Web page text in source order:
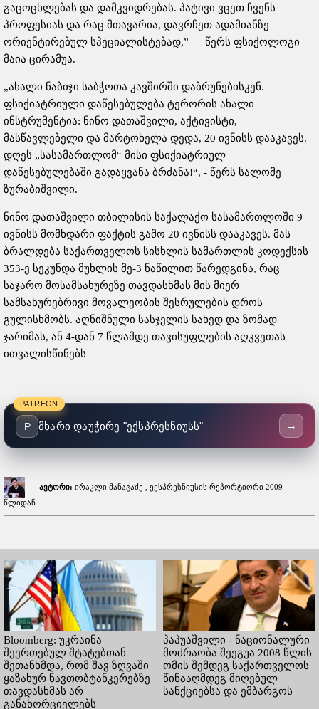
გაცოცხლებას და დამკვიდრებას. პატივი ვცეთ ჩვენს
პროფესიას და რაც მთავარია, დავრჩეთ ადამიანზე
ორიენტირებულ სპეციალისტებად,” — წერს ფსიქოლოგი
მაია ცირამუა.
„ახალი ნაბიჯი საბჭოთა კავშირში დაბრუნებისკენ.
ფსიქიატრიული დაწესებულება ტერორის ახალი
ინსტრუმენტია: ნინო დათაშვილი, აქტივისტი,
მასწავლებელი და მარტოხელა დედა, 20 ივნისს დააკავეს.
დღეს „სასამართლომ“ მისი ფსიქიატრიულ
დაწესებულებაში გადაყვანა ბრძანა!“, - წერს სალომე
ზურაბიშვილი.
ნინო დათაშვილი თბილისის საქალაქო სასამართლოში 9
ივნისს მომხდარი ფაქტის გამო 20 ივნისს დააკავეს. მას
ბრალდება საქართველოს სისხლის სამართლის კოდექსის
353-ე სეკუნდა მუხლის მე-3 ნაწილით წარედგინა, რაც
საჯარო მოსამსახურეზე თავდასხმას მის მიერ
სამსახურებრივი მოვალეობის შესრულების დროს
გულისხმობს. აღნიშნული სასჯელის სახედ და ზომად
ჯარიმას, ან 4-დან 7 წლამდე თავისუფლების აღკვეთას
ითვალისწინებს
PATREON
P მხარი დაუჭირე "ექსპრესნიუსს" →
ავტორი: ირაკლი მანაგაძე , ექსპრესნიუსის რეპორტიორი 2009
წლიდან
Bloomberg: უკრაინა
შეერთებულ შტატებთან
შეთანხმდა, რომ შავ ზღვაში
ყაზახურ ნავთობტანკერებზე
თავდასხმას არ
განახორციელებს
პაპუაშვილი - ნაციონალური
მოძრაობა შეეგუა 2008 წლის
ომის შემდეგ საქართველოს
წინააღმდეგ მიღებულ
სანქციებსა და ემბარგოს